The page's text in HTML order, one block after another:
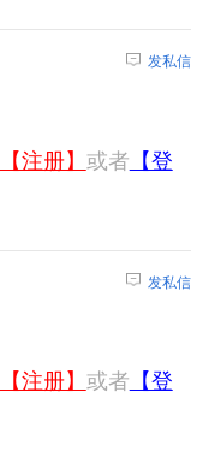
发私信
【注册】 或者 【登
发私信
【注册】 或者 【登